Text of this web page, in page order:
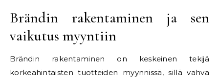
Brändin rakentaminen ja sen
vaikutus myyntiin
Brändin rakentaminen on keskeinen tekijä
korkeahintaisten tuotteiden myynnissä, sillä vahva